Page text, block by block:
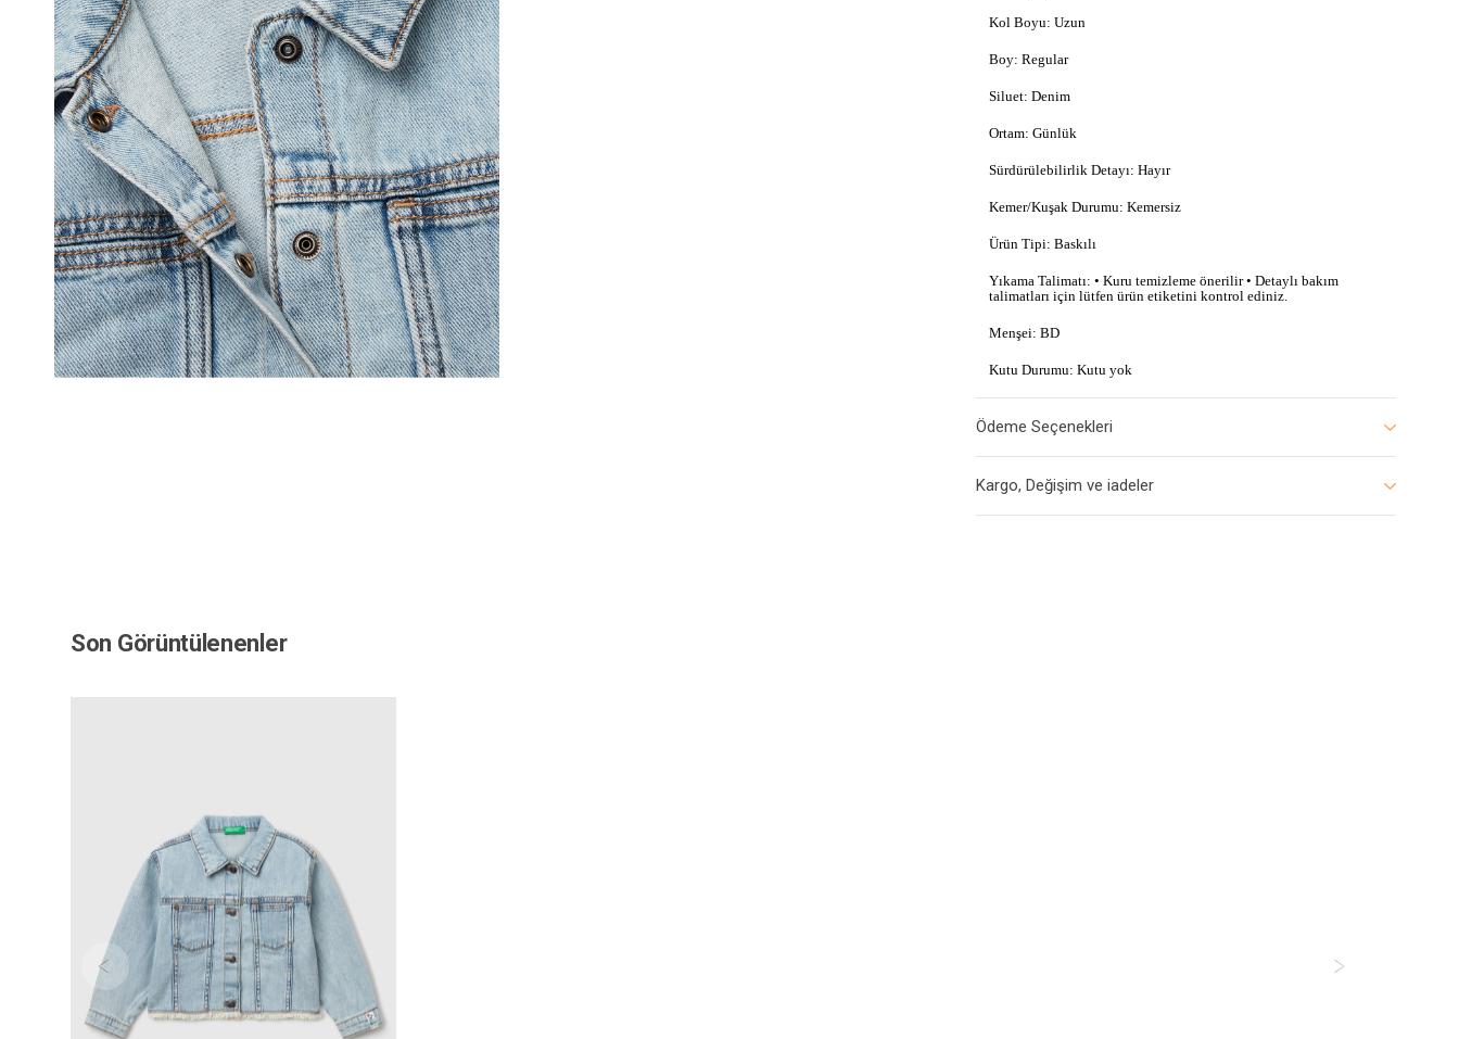
Kol Boyu: Uzun
Boy: Regular
Siluet: Denim
Ortam: Günlük
Sürdürülebilirlik Detayı: Hayır
Kemer/Kuşak Durumu: Kemersiz
Ürün Tipi: Baskılı
Yıkama Talimatı: • Kuru temizleme önerilir • Detaylı bakım
talimatları için lütfen ürün etiketini kontrol ediniz.
Menşei: BD
Kutu Durumu: Kutu yok
Ödeme Seçenekleri
Kargo, Değişim ve iadeler
Son Görüntülenenler